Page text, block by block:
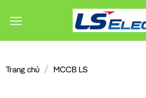
đến
Trang chủ / MCCB LS